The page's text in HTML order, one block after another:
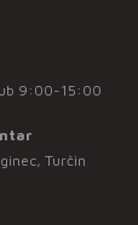
9:00-15:00
Turčin